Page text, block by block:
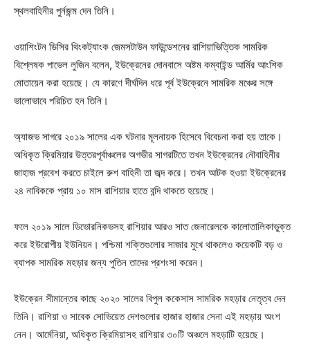
স্থলবাহিনীর পুর্নজন্ম দেন তিনি।
ওয়াশিংটন ডিসির থিংকট্যাংক জেমসটাউন ফাউন্ডেশনের রাশিয়াভিত্তিক সামরিক
বিশ্লেষক পাভেল লুজিন বলেন, ইউক্রেনের দোনবাসে অষ্টম কম্বাইন্ড আর্মির আংশিক
মোতায়েন করা হয়েছে। যে কারণে দীর্ঘদিন ধরে পূর্ব ইউক্রেনে সামরিক মঞ্চের সঙ্গে
ভালোভাবে পরিচিত হন তিনি।
অ্যাজভ সাগরে ২০১৯ সালের এক ঘটনার মূলনায়ক হিসেবে বিবেচনা করা হয় তাকে।
অধিকৃত ক্রিমিয়ার উত্তরপূর্বাঞ্চলের অগভীর সাগরটিতে তখন ইউক্রেনের নৌবাহিনীর
জাহাজ প্রবেশ করতে চাইলে রুশ বাহিনী তা জব্দ করে। তখন আটক হওয়া ইউক্রেনের
২৪ নাবিককে প্রায় ১০ মাস রাশিয়ার হাতে বন্দি থাকতে হয়েছে।
ফলে ২০১৯ সালে ডিভোরনিকভসহ রাশিয়ার আরও সাত জেনারেলকে কালোতালিকাভুক্ত
করে ইউরোপীয় ইউনিয়ন। পশ্চিমা শক্তিগুলোর সাজার মুখে থাকলেও কয়েকটি বড় ও
ব্যাপক সামরিক মহড়ার জন্য পুতিন তাদের প্রশংসা করেন।
ইউক্রেন সীমান্তের কাছে ২০২০ সালের বিপুল ককেসাস সামরিক মহড়ার নেতৃত্ব দেন
তিনি। রাশিয়া ও সাবেক সোভিয়েত দেশগুলোর হাজার হাজার সেনা এই মহড়ায় অংশ
নেন। আর্মেনিয়া, অধিকৃত ক্রিমিয়াসহ রাশিয়ার ৩০টি অঞ্চলে মহড়াটি হয়েছে।